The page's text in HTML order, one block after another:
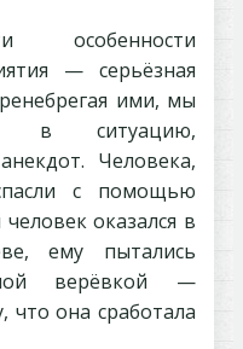
особенности
— серьёзная
ими, мы
в ситуацию,
Человека,
с помощью
оказался в
ему пытались
верёвкой —
что она сработала